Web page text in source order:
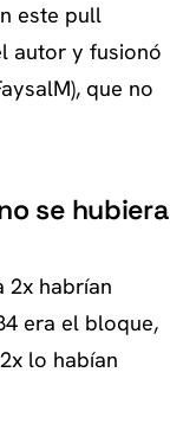
este pull
autor y fusionó
que no
se hubiera
2x habrían
era el bloque,
lo habían